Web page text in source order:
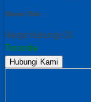
Share This :
Harga Hubungi CS
Tersedia
Hubungi Kami